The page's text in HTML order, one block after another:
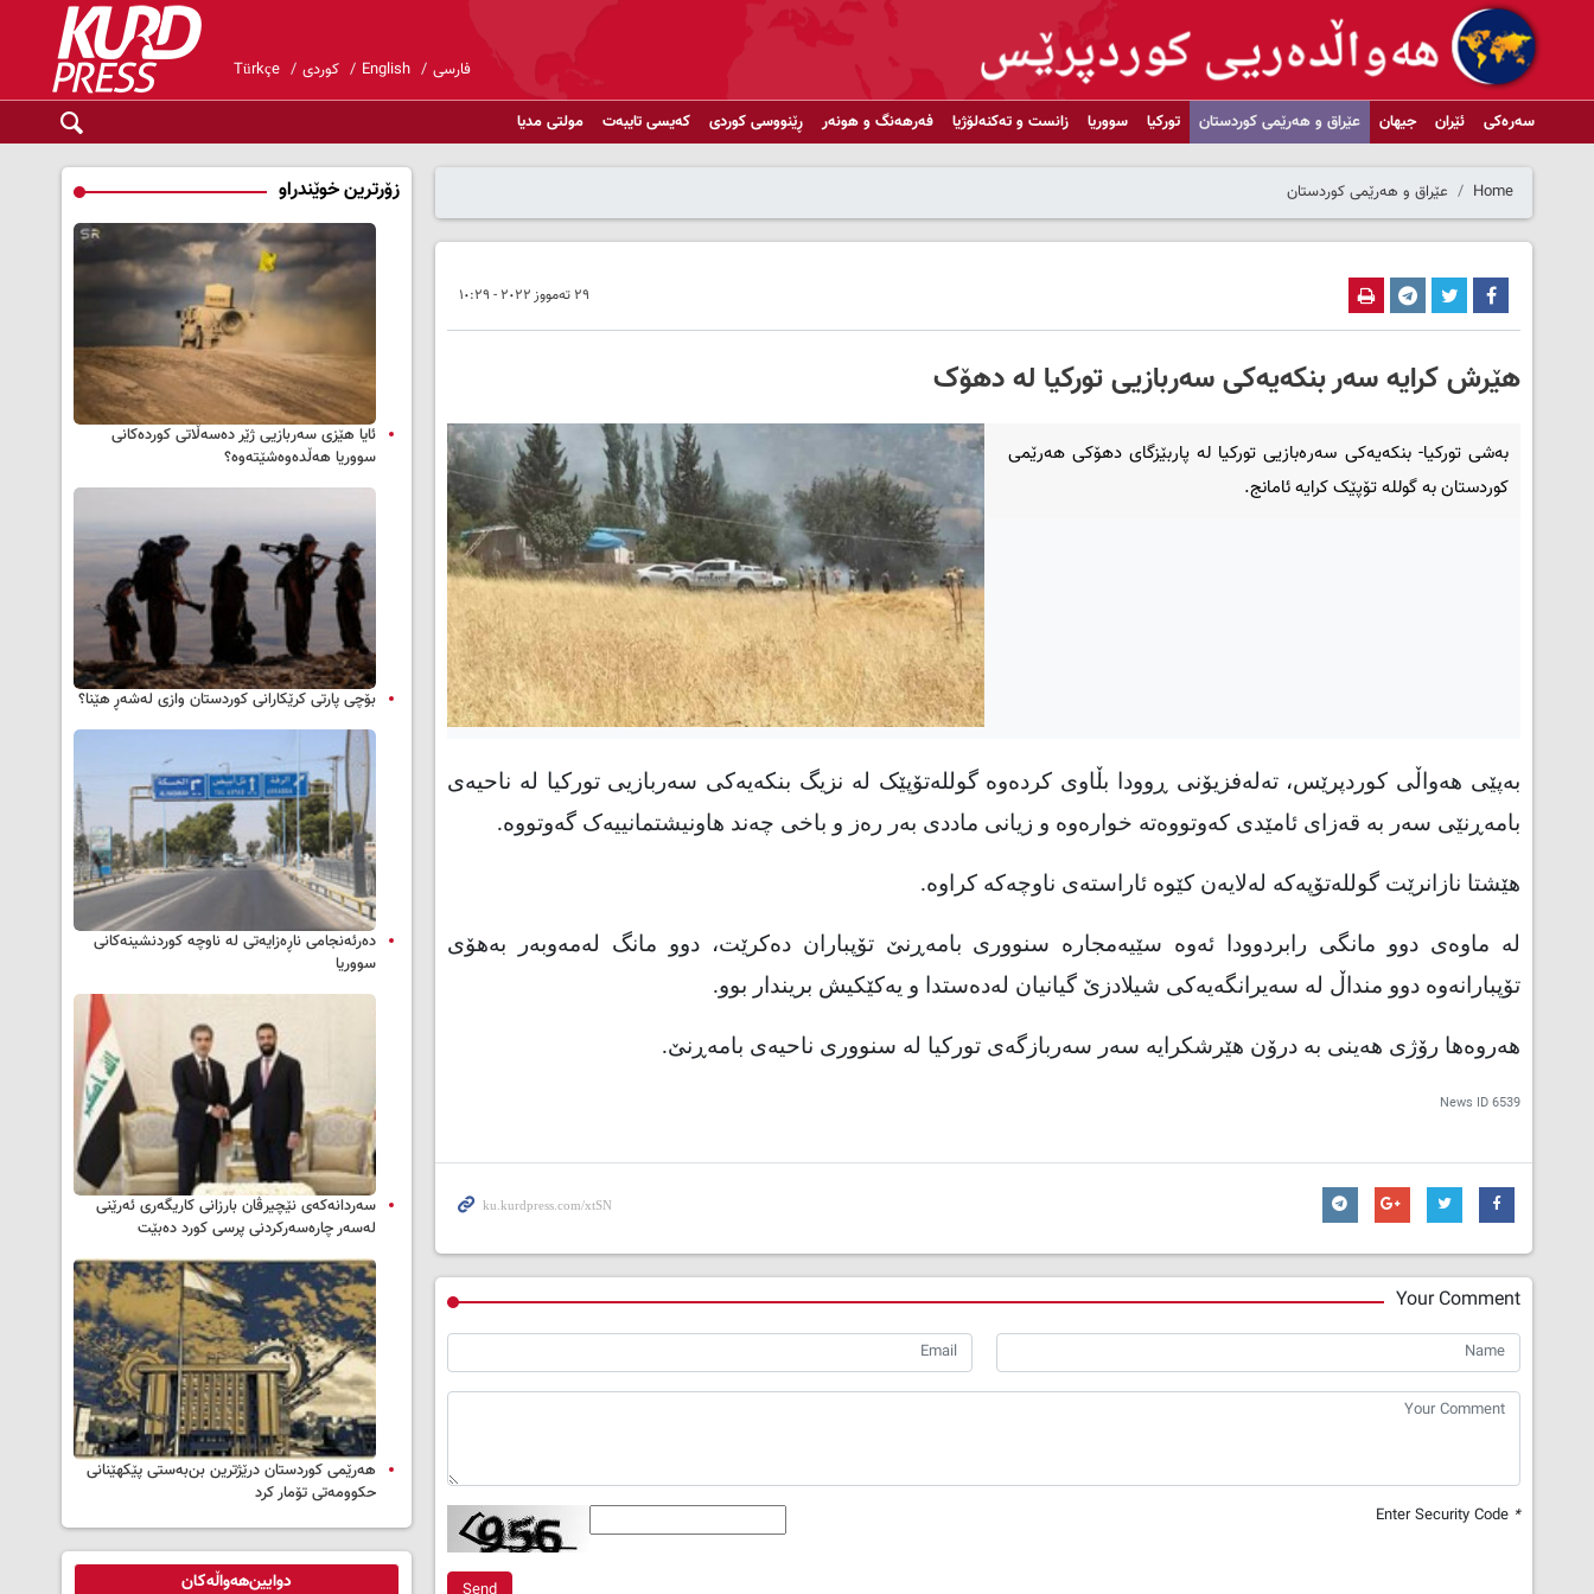
فارسی English کوردی Türkçe
سەرەکی ئێران جیهان عێراق و هەرێمی کوردستان تورکیا سووریا زانست و تەکنەلۆژیا فەرهەنگ و هونەر ڕێنووسی کوردی کەیسی تایبەت مولتی مدیا
Home عێراق و هەرێمی کوردستان
٢٩ تەمووز ٢٠٢٢ - ١٠:٢٩
هێرش کرایە سەر بنکەیەکی سەربازیی تورکیا لە دهۆک
بەشی تورکیا- بنکەیەکی سەرەبازیی تورکیا لە پاربێزگای دهۆکی هەرێمی
کوردستان بە گوللە تۆپێک کرایە ئامانج.
بەپێی هەواڵی کوردپرێس، تەلەفزیۆنی ڕوودا بڵاوی کردەوە گوللەتۆپێک له‌ نزیگ بنکەیەکی سەربازیی تورکیا لە ناحیه‌ی
بامەڕنێی سه‌ر به‌ قه‌زاى ئامێدى که‌وتووەتە‌ خوارەوه‌ و زیانى ماددى به‌ر رەز و باخی چه‌ند هاونیشتمانییەک گه‌وتووه‌.
هێشتا نازانرێت گوللەتۆپەکە لەلایەن کێوە ئاراستەی ناوچەکە کراوە.
لە ماوەی دوو مانگی رابردوودا ئەوە سێیەمجارە سنووری بامەڕنێ تۆپباران دەکرێت، دوو مانگ لەمەوبەر بەهۆی
تۆپبارانەوە دوو منداڵ لە سەیرانگەیەکی شیلادزێ گیانیان لەدەستدا و یەکێکیش بریندار بوو.
هەروەها رۆژی هەینی بە درۆن هێرشکرایە سەر سەربازگەی تورکیا لە سنووری ناحیەی بامەڕنێ.
News ID6539
Your Comment
*
زۆرترین خوێندراو
ئایا هێزی سەربازیی ژێر دەسەڵاتی کوردەکانی
سووریا هەڵدەوەشێتەوە؟
بۆچی پارتی کرێکارانی کوردستان وازی لەشەڕ هێنا؟
دەرئەنجامی ناڕەزایەتی لە ناوچە کوردنشینەکانی
سووریا
سه‌ردانه‌کەی نێچیرڤان بارزانی كاریگه‌ری ئه‌رێنی
له‌سه‌ر چاره‌سه‌ركردنی پرسی كورد ده‌بێت
هەرێمی کوردستان درێژترین بن‌بەستی پێکهێنانی
حکوومەتی تۆمار کرد
دوایین‌هەواڵەکان